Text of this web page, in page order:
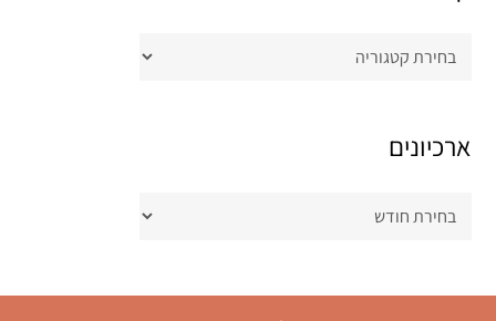
ארכיונים